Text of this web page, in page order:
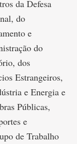
da Defesa
do
e
do
dos
Estrangeiros,
e Energia e
Públicas,
e
de Trabalho